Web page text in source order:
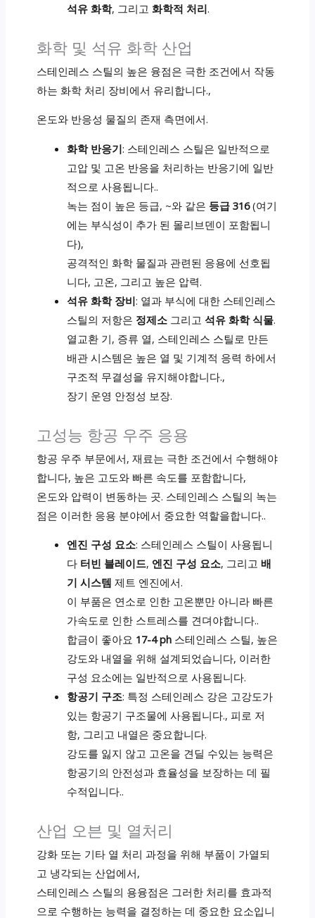
석유 화학, 그리고화학적 처리.
화학 및 석유 화학 산업
스테인레스 스틸의 높은 융점은 극한 조건에서 작동
하는 화학 처리 장비에서 유리합니다.,
온도와 반응성 물질의 존재 측면에서.
화학 반응기: 스테인레스 스틸은 일반적으로
고압 및 고온 반응을 처리하는 반응기에 일반
적으로 사용됩니다..
녹는 점이 높은 등급, ~와 같은 등급 316(여기
에는 부식성이 추가 된 몰리브덴이 포함됩니
다),
공격적인 화학 물질과 관련된 응용에 선호됩
니다, 고온, 그리고 높은 압력.
석유 화학 장비: 열과 부식에 대한 스테인레스
스틸의 저항은 정제소 그리고석유 화학 식물.
열교환 기, 증류 열, 스테인레스 스틸로 만든
배관 시스템은 높은 열 및 기계적 응력 하에서
구조적 무결성을 유지해야합니다.,
장기 운영 안정성 보장.
고성능 항공 우주 응용
항공 우주 부문에서, 재료는 극한 조건에서 수행해야
합니다, 높은 고도와 빠른 속도를 포함합니다,
온도와 압력이 변동하는 곳. 스테인레스 스틸의 녹는
점은 이러한 응용 분야에서 중요한 역할을합니다..
엔진 구성 요소: 스테인레스 스틸이 사용됩니
다 터빈 블레이드, 엔진 구성 요소, 그리고배
기 시스템 제트 엔진에서.
이 부품은 연소로 인한 고온뿐만 아니라 빠른
가속도로 인한 스트레스를 견뎌야합니다..
합금이 좋아요 17-4 ph 스테인레스 스틸, 높은
강도와 ​​내열을 위해 설계되었습니다, 이러한
구성 요소에는 일반적으로 사용됩니다.
항공기 구조: 특정 스테인레스 강은 고강도가
있는 항공기 구조물에 사용됩니다., 피로 저
항, 그리고 내열은 중요합니다.
강도를 잃지 않고 고온을 견딜 수있는 능력은
항공기의 안전성과 효율성을 보장하는 데 필
수적입니다..
산업 오븐 및 열처리
강화 또는 기타 열 처리 과정을 위해 부품이 가열되
고 냉각되는 산업에서,
스테인레스 스틸의 용융점은 그러한 처리를 효과적
으로 수행하는 능력을 결정하는 데 중요한 요소입니